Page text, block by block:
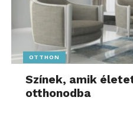
OTTHON
Színek, amik
otthonodba